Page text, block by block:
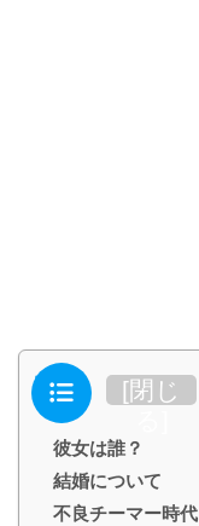
目次 [閉じ
彼女は誰？
結婚について
不良チーマー時代